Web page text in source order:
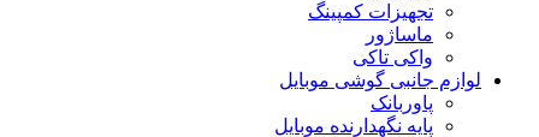
تجهیزات کمپینگ
ماساژور
واکی تاکی
لوازم جانبی گوشی موبایل
پاوربانک
پایه نگهدارنده موبایل